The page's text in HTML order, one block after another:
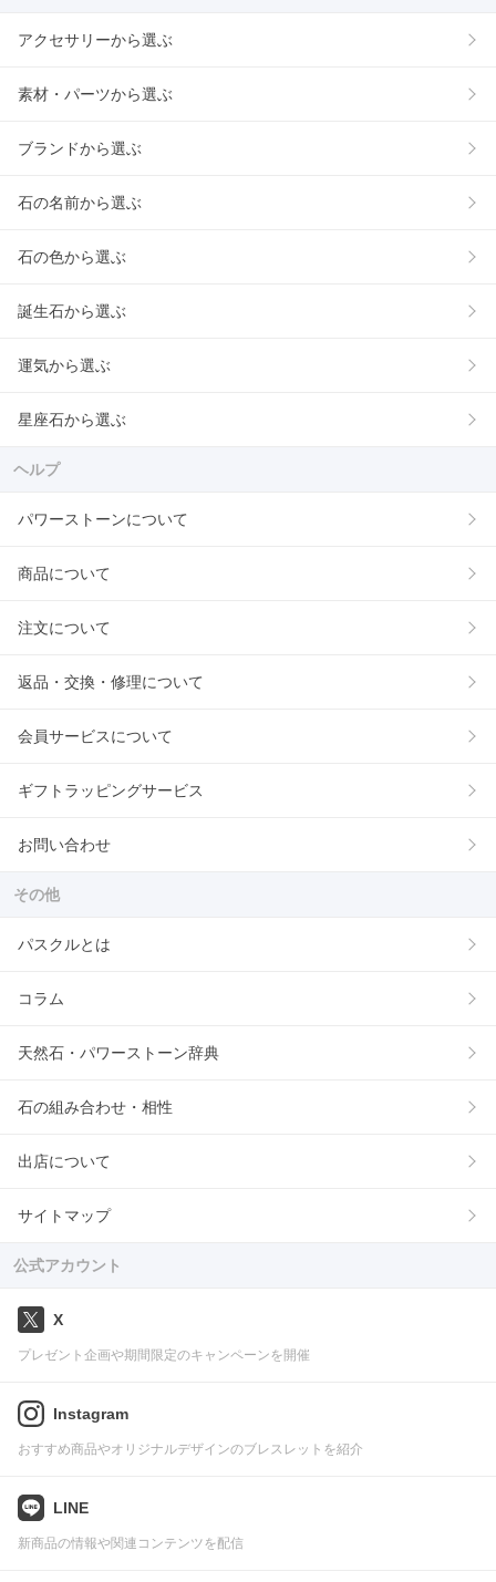
アクセサリーから選ぶ
素材・パーツから選ぶ
ブランドから選ぶ
石の名前から選ぶ
石の色から選ぶ
誕生石から選ぶ
運気から選ぶ
星座石から選ぶ
ヘルプ
パワーストーンについて
商品について
注文について
返品・交換・修理について
会員サービスについて
ギフトラッピングサービス
お問い合わせ
その他
パスクルとは
コラム
天然石・パワーストーン辞典
石の組み合わせ・相性
出店について
サイトマップ
公式アカウント
X
プレゼント企画や期間限定のキャンペーンを開催
Instagram
おすすめ商品やオリジナルデザインのブレスレットを紹介
LINE
新商品の情報や関連コンテンツを配信